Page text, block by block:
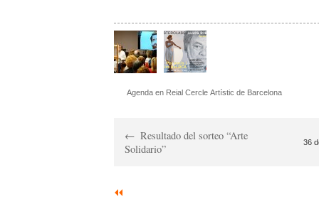
Agenda en Reial Cercle Artístic de Barcelona
Resultado del sorteo “Arte
Solidario”
36